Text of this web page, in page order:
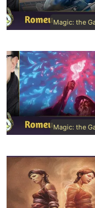
Magic: the
Magic: the